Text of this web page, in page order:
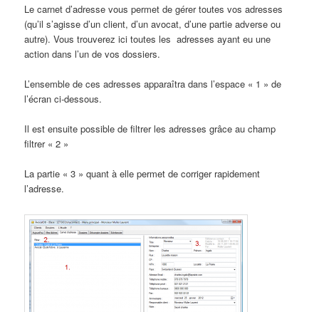
Le carnet d’adresse vous permet de gérer toutes vos adresses
(qu’il s’agisse d’un client, d’un avocat, d’une partie adverse ou
autre). Vous trouverez ici toutes les adresses ayant eu une
action dans l’un de vos dossiers.
L’ensemble de ces adresses apparaîtra dans l’espace « 1 » de
l’écran ci-dessous.
Il est ensuite possible de filtrer les adresses grâce au champ
filtrer « 2 »
La partie « 3 » quant à elle permet de corriger rapidement
l’adresse.